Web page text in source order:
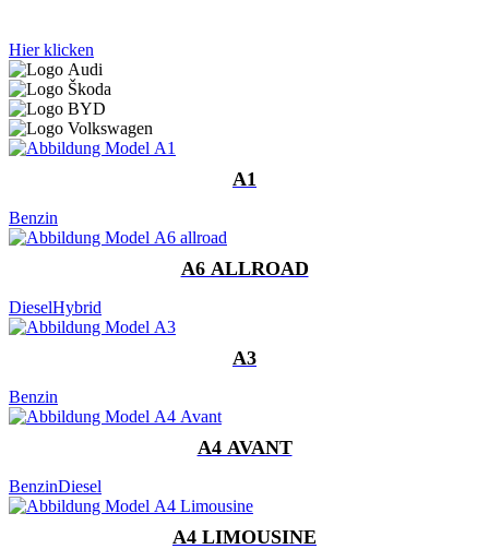
Hier klicken
A1
Benzin
A6 ALLROAD
DieselHybrid
A3
Benzin
A4 AVANT
BenzinDiesel
A4 LIMOUSINE